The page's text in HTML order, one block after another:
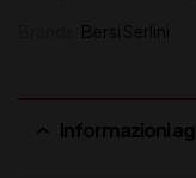
Bersi Serlini
Informazioni